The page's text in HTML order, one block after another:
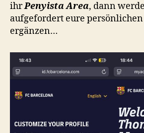
ihrPenyista Area, dann
aufgefordert eure persönlichen
ergänzen…